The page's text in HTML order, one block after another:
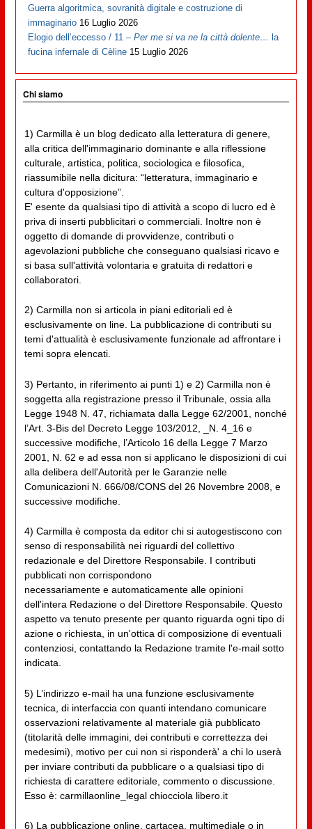
Guerra algoritmica, sovranità digitale e costruzione di
immaginario 16 Luglio 2026
Elogio dell’eccesso / 11 –Per me si va ne la città dolente… la
fucina infernale di Cèline 15 Luglio 2026
Chi siamo
1) Carmilla è un blog dedicato alla letteratura di genere,
alla critica dell'immaginario dominante e alla riflessione
culturale, artistica, politica, sociologica e filosofica,
riassumibile nella dicitura: “letteratura, immaginario e
cultura d'opposizione”.
E' esente da qualsiasi tipo di attività a scopo di lucro ed è
priva di inserti pubblicitari o commerciali. Inoltre non è
oggetto di domande di provvidenze, contributi o
agevolazioni pubbliche che conseguano qualsiasi ricavo e
si basa sull'attività volontaria e gratuita di redattori e
collaboratori.
2) Carmilla non si articola in piani editoriali ed è
esclusivamente on line. La pubblicazione di contributi su
temi d'attualità è esclusivamente funzionale ad affrontare i
temi sopra elencati.
3) Pertanto, in riferimento ai punti 1) e 2) Carmilla non è
soggetta alla registrazione presso il Tribunale, ossia alla
Legge 1948 N. 47, richiamata dalla Legge 62/2001, nonché
l’Art. 3-Bis del Decreto Legge 103/2012, _N. 4_16 e
successive modifiche, l’Articolo 16 della Legge 7 Marzo
2001, N. 62 e ad essa non si applicano le disposizioni di cui
alla delibera dell'Autorità per le Garanzie nelle
Comunicazioni N. 666/08/CONS del 26 Novembre 2008, e
successive modifiche.
4) Carmilla è composta da editor chi si autogestiscono con
senso di responsabilità nei riguardi del collettivo
redazionale e del Direttore Responsabile. I contributi
pubblicati non corrispondono
necessariamente e automaticamente alle opinioni
dell'intera Redazione o del Direttore Responsabile. Questo
aspetto va tenuto presente per quanto riguarda ogni tipo di
azione o richiesta, in un'ottica di composizione di eventuali
contenziosi, contattando la Redazione tramite l'e-mail sotto
indicata.
5) L’indirizzo e-mail ha una funzione esclusivamente
tecnica, di interfaccia con quanti intendano comunicare
osservazioni relativamente al materiale già pubblicato
(titolarità delle immagini, dei contributi e correttezza dei
medesimi), motivo per cui non si risponderà' a chi lo userà
per inviare contributi da pubblicare o a qualsiasi tipo di
richiesta di carattere editoriale, commento o discussione.
Esso è: carmillaonline_legal chiocciola libero.it
6) La pubblicazione online, cartacea, multimediale o in